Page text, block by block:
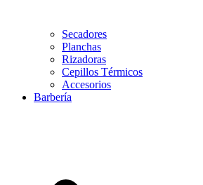
Secadores
Planchas
Rizadoras
Cepillos Térmicos
Accesorios
Barbería